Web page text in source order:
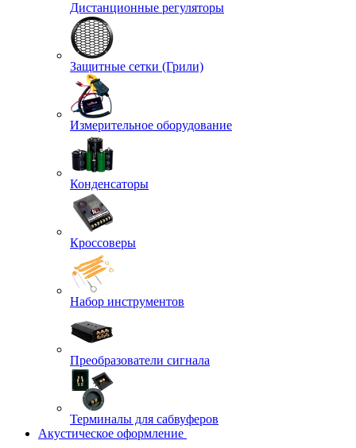
Дистанционные регуляторы
Защитные сетки (Грили)
Измерительное оборудование
Конденсаторы
Кроссоверы
Набор инструментов
Преобразователи сигнала
Терминалы для сабвуферов
Акустическое оформление